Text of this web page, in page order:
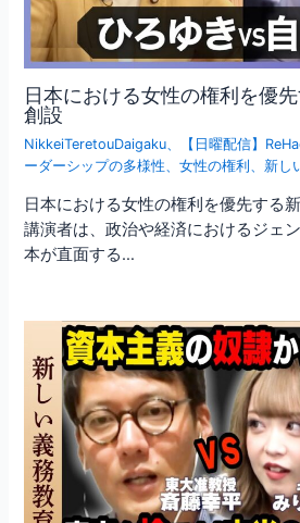
日本における女性の権利を優
創設
NikkeiTeretouDaigaku 【日曜配信】
ーダーシップの多様性 、女性の権利 新し
日本における女性の権利を優先する
講演者は、政治や経済におけるジェ
本が直面する…